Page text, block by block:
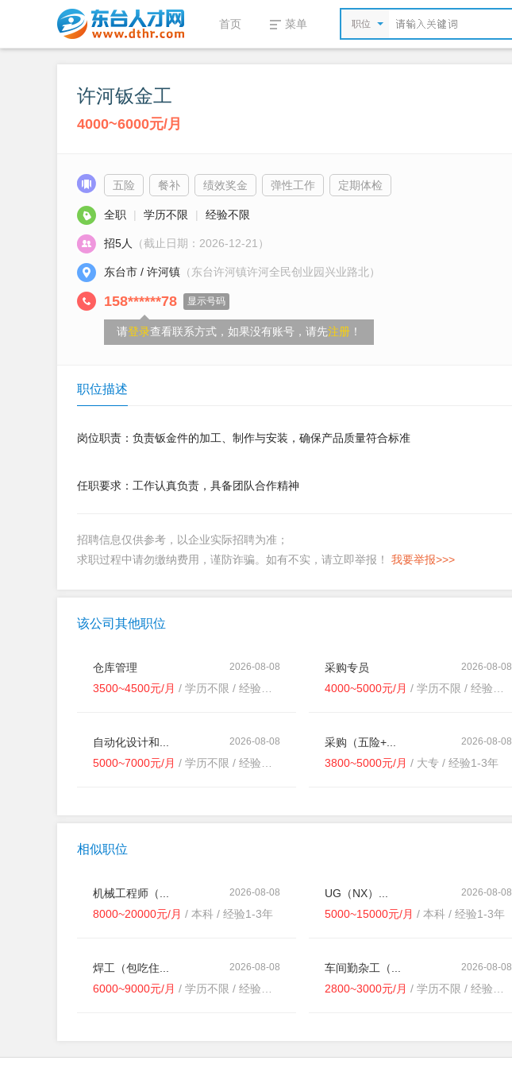
首页 菜单 职位
许河钣金工
4000~6000元/月
五险 餐补 绩效奖金 弹性工作 定期体检
全职 | 学历不限 | 经验不限
招5人 （截止日期：2026-12-21）
东台市 / 许河镇 （东台许河镇许河全民创业园兴业路北）
158******78 显示号码
请登录查看联系方式，如果没有账号，请先注册 ！
职位描述
岗位职责：负责钣金件的加工、制作与安装，确保产品质量符合标准
任职要求：工作认真负责，具备团队合作精神
招聘信息仅供参考，以企业实际招聘为准；
求职过程中请勿缴纳费用，谨防诈骗。如有不实，请立即举报！ 我要举报>>>
该公司其他职位
2026-08-08
仓库管理
3500~4500元/月 / 学历不限 / 经验不限
2026-08-08
采购专员
4000~5000元/月 / 学历不限 / 经验不限
2026-08-08
自动化设计和...
5000~7000元/月 / 学历不限 / 经验不限
2026-08-08
采购（五险+...
3800~5000元/月 / 大专 / 经验1-3年
相似职位
2026-08-08
机械工程师（...
8000~20000元/月 / 本科 / 经验1-3年
2026-08-08
UG（NX）...
5000~15000元/月 / 本科 / 经验1-3年
2026-08-08
焊工（包吃住...
6000~9000元/月 / 学历不限 / 经验不限
2026-08-08
车间勤杂工（...
2800~3000元/月 / 学历不限 / 经验不限